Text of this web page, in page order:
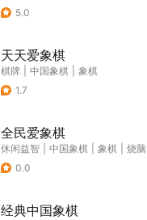
5.0
天天爱象棋
棋牌 中国象棋
象棋
1.7
全民爱象棋
休闲益智 中国象棋 象棋
烧脑
0.0
经典中国象棋